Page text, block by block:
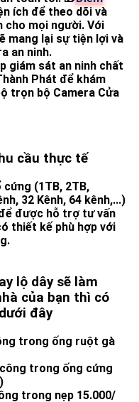
ích để theo dõi và
cho mọi người. Với
mang lại sự tiện lợi và
an ninh.
giám sát an ninh chất
Phát để khám
trọn bộ Camera Cửa
cầu thực tế
cứng (1TB, 2TB,
32 Kênh, 64 kênh,...)
được hỗ trợ tư vấn
thiết kế phù hợp với
lộ dây sẽ làm
của bạn thì có
đây
trong ống ruột gà
trong ống cứng
trong nẹp 15.000/